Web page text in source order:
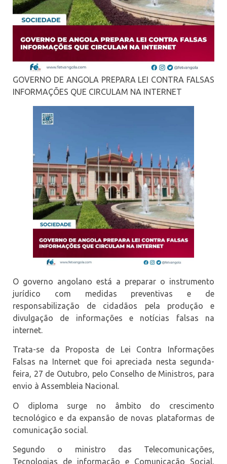
GOVERNO DE ANGOLA PREPARA LEI CONTRA FALSAS
INFORMAÇÕES QUE CIRCULAM NA INTERNET
O governo angolano está a preparar o instrumento
jurídico com medidas preventivas e de
responsabilização de cidadãos pela produção e
divulgação de informações e notícias falsas na
internet.
Trata-se da Proposta de Lei Contra Informações
Falsas na Internet que foi apreciada nesta segunda-
feira, 27 de Outubro, pelo Conselho de Ministros, para
envio à Assembleia Nacional.
O diploma surge no âmbito do crescimento
tecnológico e da expansão de novas plataformas de
comunicação social.
Segundo o ministro das Telecomunicações,
Tecnologias de informação e Comunicação Social,